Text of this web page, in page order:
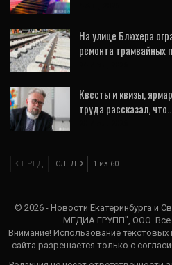
На улице Блюхера
ремонта трамвайных
Квесты и квизы,
труда рассказал, что…
ПРЕД СЛЕД 1 из 60
© 2026 - Новости Екатеринбурга и
МЕДИА ГРУПП", ООО. Все
Внимание! Использование текстовых
сайта разрешается только c